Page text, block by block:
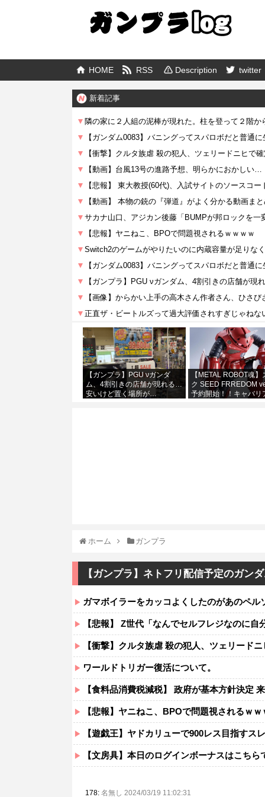
HOME RSS Description twitter
新着記事
【ガンプラ】PGU νガンダ
ム、4割引きの店舗が現れる…
安いけど置く場所が…
【METAL ROBOT魂】
ク SEED FRREDOM
予約開始！！キャバリ
ホーム ガンプラ
【ガンプラ】ネトフリ配信予定のガン
ガマボイラーをカッコよくしたのがあのペ
【悲報】 Z世代「なんでセルフレジなのに
【衝撃】クルタ族虐 殺の犯人、ツェリード
ワールドトリガー復活について。
【食料品消費税減税】 政府が基本方針決定
【悲報】ヤニねこ、BPOで問題視されるｗｗ
【遊戯王】ヤドカリューで900レス目指すスレ
【文房具】本日のログインボーナスはこちら
178: 名無し 2024/03/19 11:02:31